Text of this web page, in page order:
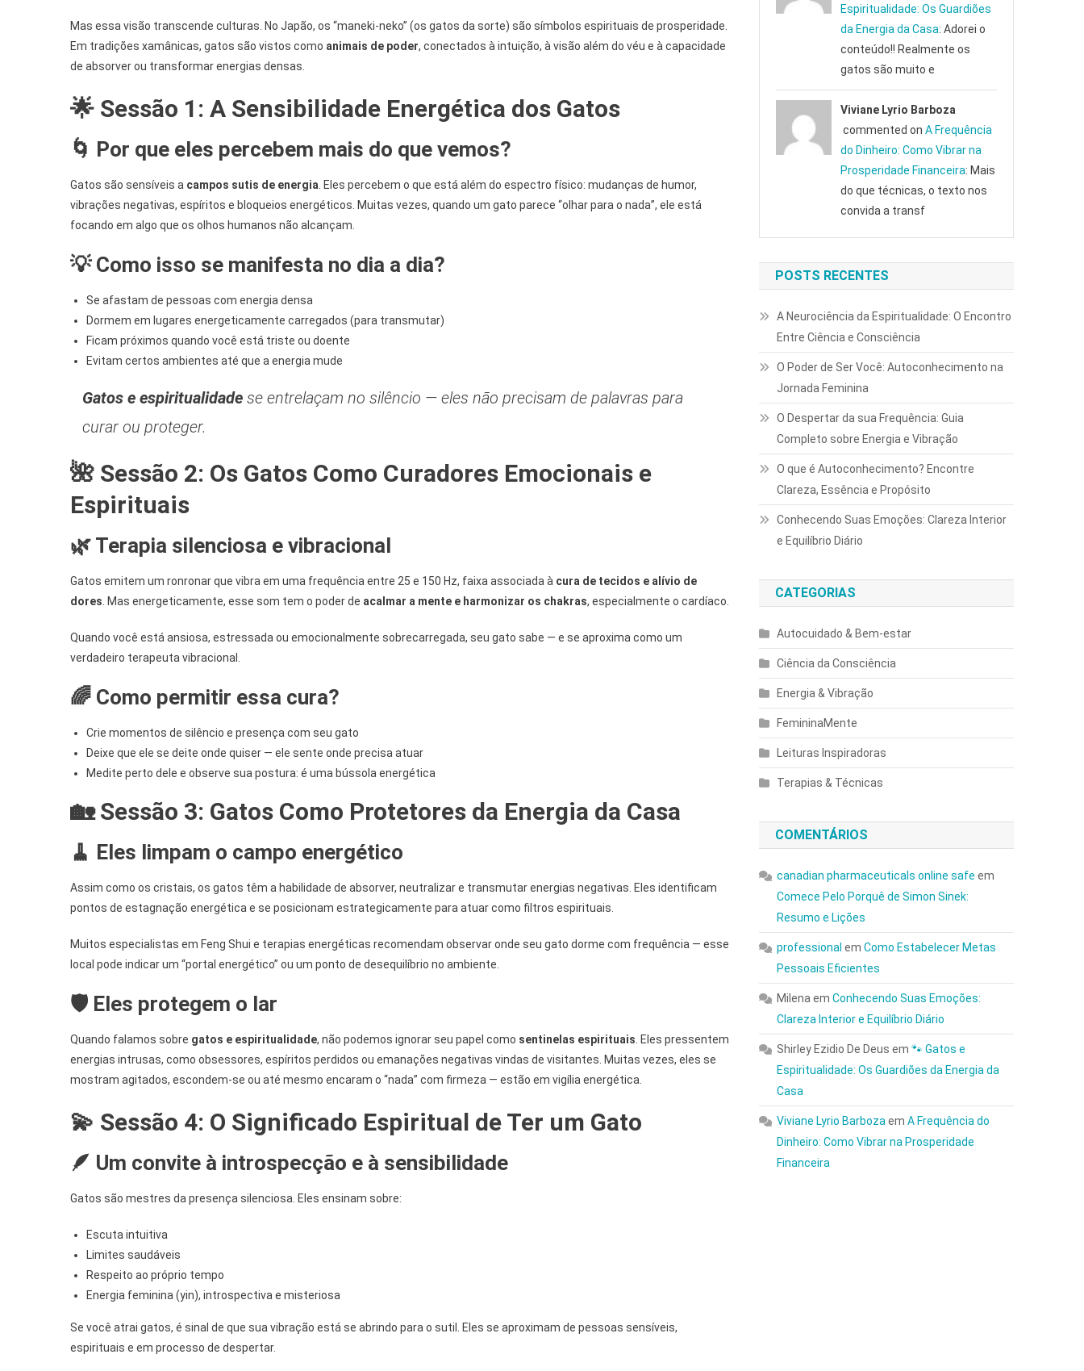
Mas essa visão transcende culturas. No Japão, os “maneki-neko” (os gatos da sorte) são símbolos espirituais de prosperidade.
Em tradições xamânicas, gatos são vistos como animais de poder, conectados à intuição, à visão além do véu e à capacidade
de absorver ou transformar energias densas.
🌟 Sessão 1: A Sensibilidade Energética dos Gatos
🌀 Por que eles percebem mais do que vemos?
Gatos são sensíveis a campos sutis de energia. Eles percebem o que está além do espectro físico: mudanças de humor,
vibrações negativas, espíritos e bloqueios energéticos. Muitas vezes, quando um gato parece “olhar para o nada”, ele está
focando em algo que os olhos humanos não alcançam.
💡 Como isso se manifesta no dia a dia?
Se afastam de pessoas com energia densa
Dormem em lugares energeticamente carregados (para transmutar)
Ficam próximos quando você está triste ou doente
Evitam certos ambientes até que a energia mude
Gatos e espiritualidade se entrelaçam no silêncio — eles não precisam de palavras para
curar ou proteger.
🌺 Sessão 2: Os Gatos Como Curadores Emocionais e
Espirituais
🌿 Terapia silenciosa e vibracional
Gatos emitem um ronronar que vibra em uma frequência entre 25 e 150 Hz, faixa associada à cura de tecidos e alívio de
dores. Mas energeticamente, esse som tem o poder de acalmar a mente e harmonizar os chakras, especialmente o cardíaco.
Quando você está ansiosa, estressada ou emocionalmente sobrecarregada, seu gato sabe — e se aproxima como um
verdadeiro terapeuta vibracional.
🌈 Como permitir essa cura?
Crie momentos de silêncio e presença com seu gato
Deixe que ele se deite onde quiser — ele sente onde precisa atuar
Medite perto dele e observe sua postura: é uma bússola energética
🏡 Sessão 3: Gatos Como Protetores da Energia da Casa
🧹 Eles limpam o campo energético
Assim como os cristais, os gatos têm a habilidade de absorver, neutralizar e transmutar energias negativas. Eles identificam
pontos de estagnação energética e se posicionam estrategicamente para atuar como filtros espirituais.
Muitos especialistas em Feng Shui e terapias energéticas recomendam observar onde seu gato dorme com frequência — esse
local pode indicar um “portal energético” ou um ponto de desequilíbrio no ambiente.
🛡️ Eles protegem o lar
Quando falamos sobre gatos e espiritualidade, não podemos ignorar seu papel como sentinelas espirituais. Eles pressentem
energias intrusas, como obsessores, espíritos perdidos ou emanações negativas vindas de visitantes. Muitas vezes, eles se
mostram agitados, escondem-se ou até mesmo encaram o “nada” com firmeza — estão em vigília energética.
💫 Sessão 4: O Significado Espiritual de Ter um Gato
🪶 Um convite à introspecção e à sensibilidade
Gatos são mestres da presença silenciosa. Eles ensinam sobre:
Escuta intuitiva
Limites saudáveis
Respeito ao próprio tempo
Energia feminina (yin), introspectiva e misteriosa
Se você atrai gatos, é sinal de que sua vibração está se abrindo para o sutil. Eles se aproximam de pessoas sensíveis,
espirituais e em processo de despertar.
Espiritualidade: Os Guardiões
da Energia da Casa: Adorei o
conteúdo!! Realmente os
gatos são muito e
Viviane Lyrio Barboza
commented on A Frequência
do Dinheiro: Como Vibrar na
Prosperidade Financeira: Mais
do que técnicas, o texto nos
convida a transf
POSTS RECENTES
A Neurociência da Espiritualidade: O Encontro
Entre Ciência e Consciência
O Poder de Ser Você: Autoconhecimento na
Jornada Feminina
O Despertar da sua Frequência: Guia
Completo sobre Energia e Vibração
O que é Autoconhecimento? Encontre
Clareza, Essência e Propósito
Conhecendo Suas Emoções: Clareza Interior
e Equilíbrio Diário
CATEGORIAS
Autocuidado & Bem-estar
Ciência da Consciência
Energia & Vibração
FemininaMente
Leituras Inspiradoras
Terapias & Técnicas
COMENTÁRIOS
canadian pharmaceuticals online safe em
Comece Pelo Porquê de Simon Sinek:
Resumo e Lições
professional emComo Estabelecer Metas
Pessoais Eficientes
Milena emConhecendo Suas Emoções:
Clareza Interior e Equilíbrio Diário
Shirley Ezidio De Deus em🐾 Gatos e
Espiritualidade: Os Guardiões da Energia da
Casa
Viviane Lyrio Barboza emA Frequência do
Dinheiro: Como Vibrar na Prosperidade
Financeira